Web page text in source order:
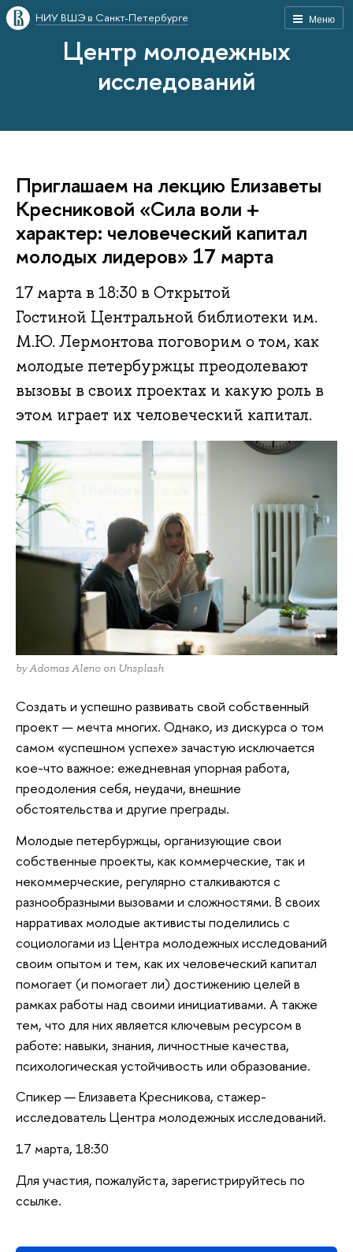
Меню
НИУ ВШЭ в Санкт-Петербурге
Центр молодежных
исследований
Приглашаем на лекцию Елизаветы
Кресниковой «Сила воли +
характер: человеческий капитал
молодых лидеров» 17 марта
17 марта в 18:30 в Открытой
Гостиной Центральной библиотеки им.
М.Ю. Лермонтова поговорим о том, как
молодые петербуржцы преодолевают
вызовы в своих проектах и какую роль в
этом играет их человеческий капитал.
by Adomas Aleno on Unsplash
Создать и успешно развивать свой собственный
проект — мечта многих. Однако, из дискурса о том
самом «успешном успехе» зачастую исключается
кое-что важное: ежедневная упорная работа,
преодоления себя, неудачи, внешние
обстоятельства и другие преграды.
Молодые петербуржцы, организующие свои
собственные проекты, как коммерческие, так и
некоммерческие, регулярно сталкиваются с
разнообразными вызовами и сложностями. В своих
нарративах молодые активисты поделились с
социологами из Центра молодежных исследований
своим опытом и тем, как их человеческий капитал
помогает (и помогает ли) достижению целей в
рамках работы над своими инициативами. А также
тем, что для них является ключевым ресурсом в
работе: навыки, знания, личностные качества,
психологическая устойчивость или образование.
Спикер — Елизавета Кресникова, стажер-
исследователь Центра молодежных исследований.
17 марта, 18:30
Для участия, пожалуйста, зарегистрируйтесь по
ссылке.